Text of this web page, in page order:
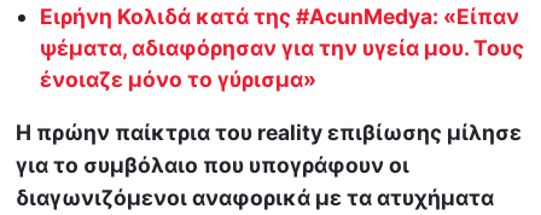
Ειρήνη Κολιδά κατά της #AcunMedya: «Είπαν
ψέματα, αδιαφόρησαν για την υγεία μου. Τους
ένοιαζε μόνο το γύρισμα»
Η πρώην παίκτρια του reality επιβίωσης μίλησε
για το συμβόλαιο που υπογράφουν οι
διαγωνιζόμενοι αναφορικά με τα ατυχήματα